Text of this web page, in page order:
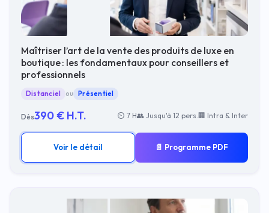
Maîtriser l’art de la vente des produits de luxe en
boutique : les fondamentaux pour conseillers et
professionnels
Distanciel ou Présentiel
Dès390 € H.T. ⏲ 7 H👥 Jusqu'à 12 pers.🏢 Intra & Inter
Voir le détail 📄 Programme PDF